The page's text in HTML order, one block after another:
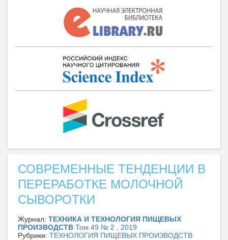
СОВРЕМЕННЫЕ ТЕНДЕНЦИИ В
ПЕРЕРАБОТКЕ МОЛОЧНОЙ
СЫВОРОТКИ
Журнал: ТЕХНИКА И ТЕХНОЛОГИЯ ПИЩЕВЫХ
ПРОИЗВОДСТВ Том 49 № 2 , 2019
Рубрики: ТЕХНОЛОГИЯ ПИЩЕВЫХ ПРОИЗВОДСТВ